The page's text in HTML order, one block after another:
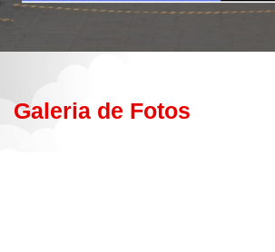
Galeria de Fotos